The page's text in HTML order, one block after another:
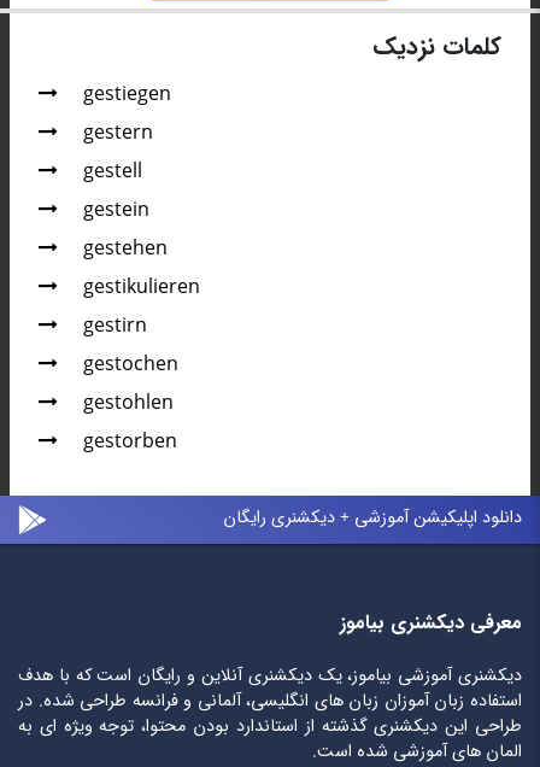
کلمات نزدیک
gestiegen
gestern
gestell
gestein
gestehen
gestikulieren
gestirn
gestochen
gestohlen
gestorben
دانلود اپلیکیشن آموزشی + دیکشنری رایگان
معرفی دیکشنری بیاموز
دیکشنری آموزشی بیاموز، یک دیکشنری آنلاین و رایگان است که با هدف
استفاده زبان آموزان زبان های انگلیسی، آلمانی و فرانسه طراحی شده. در
طراحی این دیکشنری گذشته از استاندارد بودن محتوا، توجه ویژه ای به
المان های آموزشی شده است.